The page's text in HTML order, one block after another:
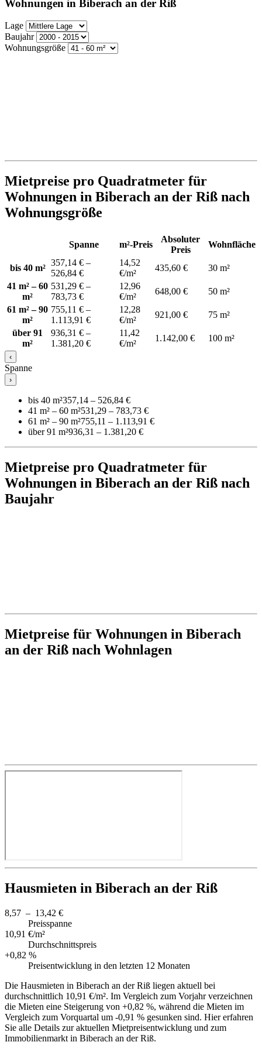
Wohnungen in Biberach an der Riß
Lage
Baujahr
Wohnungsgröße
Mietpreise pro Quadratmeter für
Wohnungen in Biberach an der Riß nach
Wohnungsgröße
Spanne m²-Preis
Absoluter
Preis
Wohnfläche
bis 40 m²
357,14 € –
526,84 €
14,52
€/m²
435,60 €
30 m²
41 m² – 60
m²
531,29 € –
783,73 €
12,96
€/m²
648,00 €
50 m²
61 m² – 90
m²
755,11 € –
1.113,91 €
12,28
€/m²
921,00 €
75 m²
über 91
m²
936,31 € –
1.381,20 €
11,42
€/m²
1.142,00 € 100 m²
‹
Spanne
›
bis 40 m²357,14 – 526,84 €
41 m² – 60 m²531,29 – 783,73 €
61 m² – 90 m²755,11 – 1.113,91 €
über 91 m²936,31 – 1.381,20 €
Mietpreise pro Quadratmeter für
Wohnungen in Biberach an der Riß nach
Baujahr
Mietpreise für Wohnungen in Biberach
an der Riß nach Wohnlagen
Hausmieten in Biberach an der Riß
8,57 – 13,42 €
Preisspanne
10,91 €/m²
Durchschnittspreis
+0,82 %
Preisentwicklung in den letzten 12 Monaten
Die Hausmieten in Biberach an der Riß liegen aktuell bei
durchschnittlich 10,91 €/m². Im Vergleich zum Vorjahr verzeichnen
die Mieten eine Steigerung von +0,82 %, während die Mieten im
Vergleich zum Vorquartal um -0,91 % gesunken sind. Hier erfahren
Sie alle Details zur aktuellen Mietpreisentwicklung und zum
Immobilienmarkt in Biberach an der Riß.